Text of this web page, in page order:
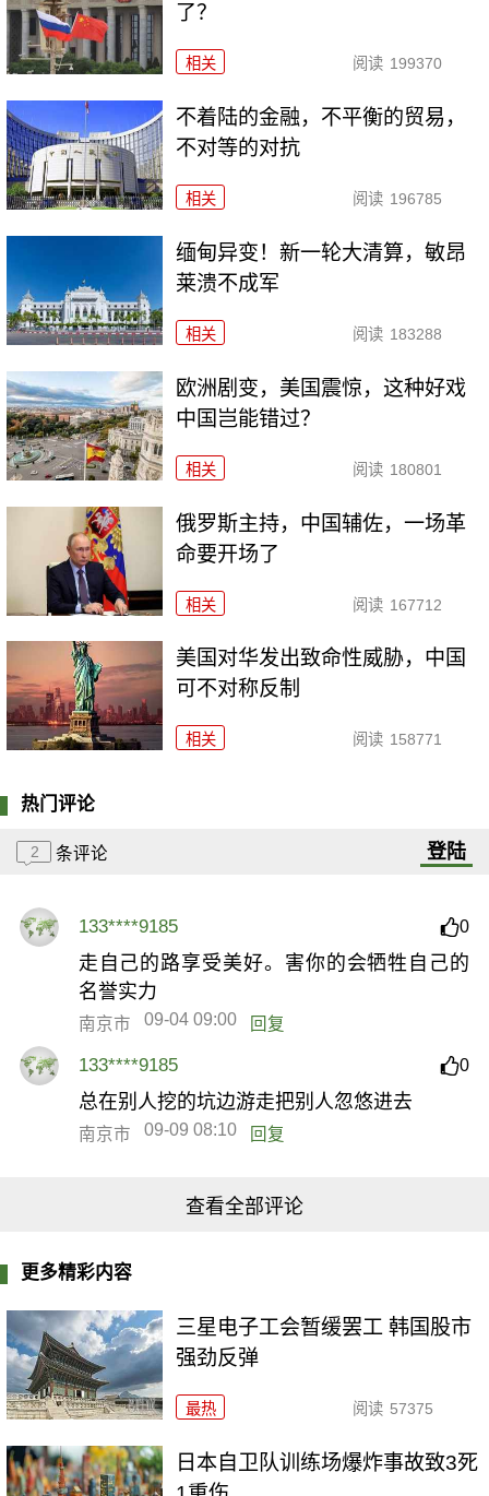
了？
相关 阅读 199370
不着陆的金融，不平衡的贸易，
不对等的对抗
相关 阅读 196785
缅甸异变！新一轮大清算，敏昂
莱溃不成军
相关 阅读 183288
欧洲剧变，美国震惊，这种好戏
中国岂能错过？
相关 阅读 180801
俄罗斯主持，中国辅佐，一场革
命要开场了
相关 阅读 167712
美国对华发出致命性威胁，中国
可不对称反制
相关 阅读 158771
热门评论
2 条评论 登陆
133****9185 0
走自己的路享受美好。害你的会牺牲自己的
名誉实力
南京市 09-04 09:00 回复
133****9185 0
总在别人挖的坑边游走把别人忽悠进去
南京市 09-09 08:10 回复
查看全部评论
更多精彩内容
三星电子工会暂缓罢工 韩国股市
强劲反弹
最热 阅读 57375
日本自卫队训练场爆炸事故致3死